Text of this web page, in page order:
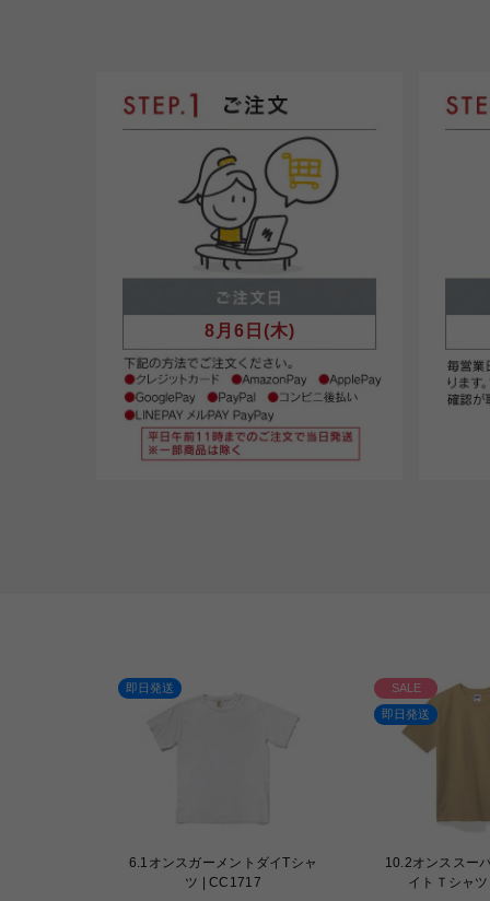
8月6日(木)
スガーメントダイTシャ
10.2オンススーパーヘビーウェ
イトＴシャツ | MS1156
即